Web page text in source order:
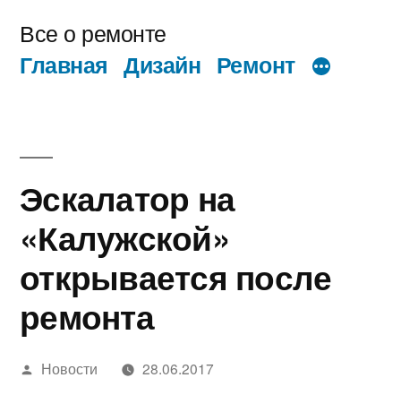
содержимому
Все о ремонте
Главная Дизайн Ремонт
Эскалатор на
«Калужской»
открывается после
ремонта
Написано
Новости 28.06.2017